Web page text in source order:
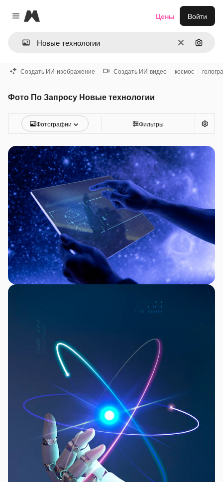
Close menu
Magnific
ОчиститьПоиск
Цены Войти
Создать ИИ-изображение Создать ИИ-видео космос
Фото По Запросу Новые технологии
Фотографии Фильтры